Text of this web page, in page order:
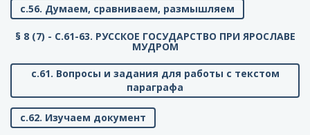
с.56. Думаем, сравниваем, размышляем
§ 8 (7) - C.61-63. РУССКОЕ ГОСУДАРСТВО ПРИ ЯРОСЛАВЕ
МУДРОМ
с.61. Вопросы и задания для работы с текстом
параграфа
с.62. Изучаем документ